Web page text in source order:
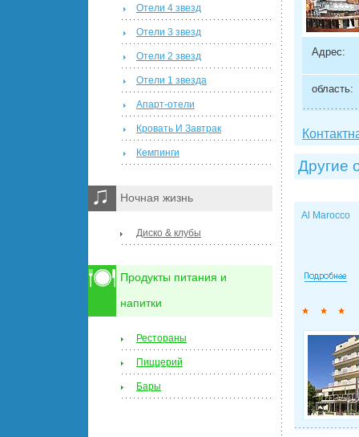
Адрес:
область:
Другие
Al Marocco
Отели 4 звезд
Отели 3 звезд
Отели 2 звезд
Отели 1 звезда
Апарт-отели
Кровать И Завтрак
Кемпинги
Ночная жизнь
Диско & клубы
Продукты питания и
напитки
Рестораны
Пиццерий
Бары